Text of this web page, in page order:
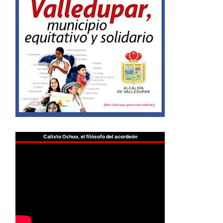
Calixto Ochoa, el filósofo del acordeón